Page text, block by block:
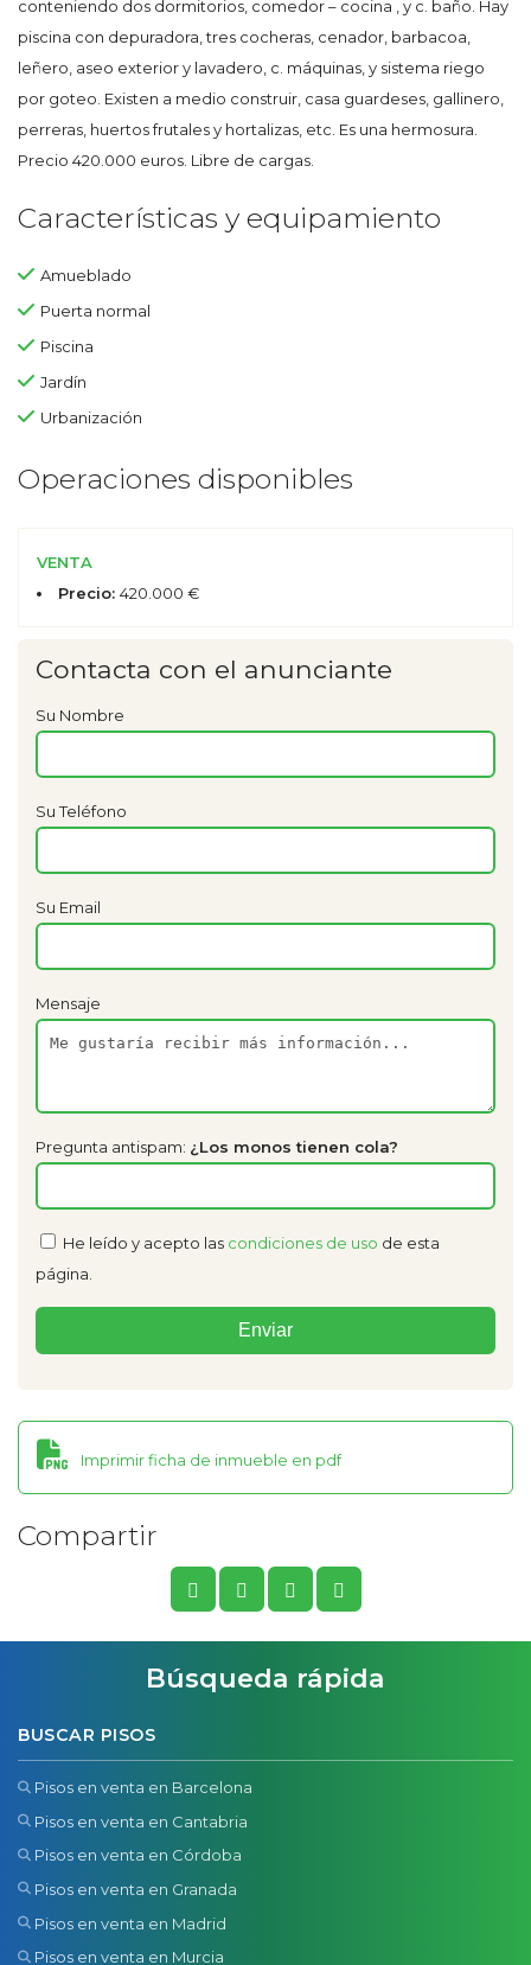
conteniendo dos dormitorios, comedor – cocina , y c. baño. Hay
piscina con depuradora, tres cocheras, cenador, barbacoa,
leñero, aseo exterior y lavadero, c. máquinas, y sistema riego
por goteo. Existen a medio construir, casa guardeses, gallinero,
perreras, huertos frutales y hortalizas, etc. Es una hermosura.
Precio 420.000 euros. Libre de cargas.
Características y equipamiento
Amueblado
Puerta normal
Piscina
Jardín
Urbanización
Operaciones disponibles
VENTA
Precio: 420.000 €
Contacta con el anunciante
Su Nombre
Su Teléfono
Su Email
Mensaje
Pregunta antispam: ¿Los monos tienen cola?
He leído y acepto las condiciones de uso de esta
página.
Imprimir ficha de inmueble en pdf
Compartir
Búsqueda rápida
BUSCAR PISOS
Pisos en venta en Barcelona
Pisos en venta en Cantabria
Pisos en venta en Córdoba
Pisos en venta en Granada
Pisos en venta en Madrid
Pisos en venta en Murcia